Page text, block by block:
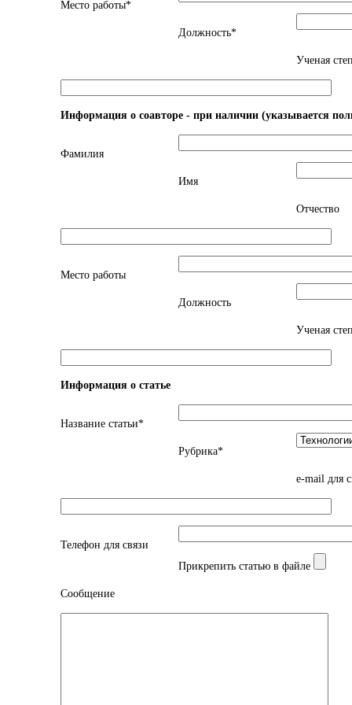
Место работы*
Должность*
Ученая
Информация о соавторе - при наличии (указывается
Фамилия
Имя
Отчество
Место работы
Должность
Ученая
Информация о статье
Название статьи*
Рубрика*
e-mail для
Телефон для связи
Прикрепить статью в файле
Сообщение